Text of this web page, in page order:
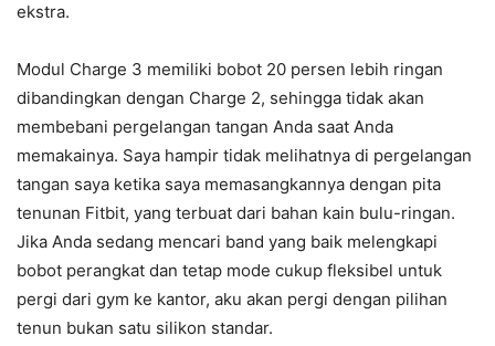
ekstra.
Modul Charge 3 memiliki bobot 20 persen lebih ringan
dibandingkan dengan Charge 2, sehingga tidak akan
membebani pergelangan tangan Anda saat Anda
memakainya. Saya hampir tidak melihatnya di pergelangan
tangan saya ketika saya memasangkannya dengan pita
tenunan Fitbit, yang terbuat dari bahan kain bulu-ringan.
Jika Anda sedang mencari band yang baik melengkapi
bobot perangkat dan tetap mode cukup fleksibel untuk
pergi dari gym ke kantor, aku akan pergi dengan pilihan
tenun bukan satu silikon standar.